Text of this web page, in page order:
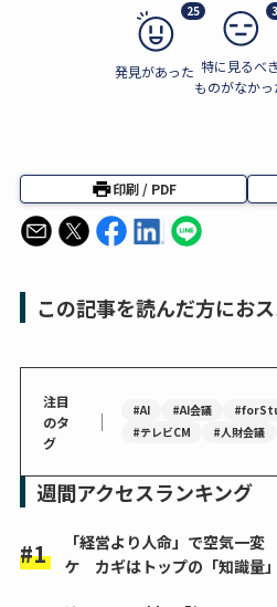
25
発見があった 特に見るべき
ものがなかっ
印刷 / PDF
この記事を読んだ方にお
注目
のタ
グ
｜ #AI #AI会議
#テレビCM
#人財会議
週間アクセスランキング
「経営より人命」で空気一
ケ カギはトップの「知識量」